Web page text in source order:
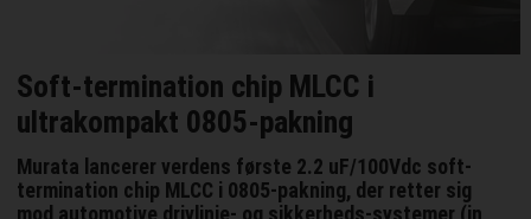
Soft-termination chip MLCC i
ultrakompakt 0805-pakning
Murata lancerer verdens første 2.2 uF/100Vdc soft-
termination chip MLCC i 0805-pakning, der retter sig